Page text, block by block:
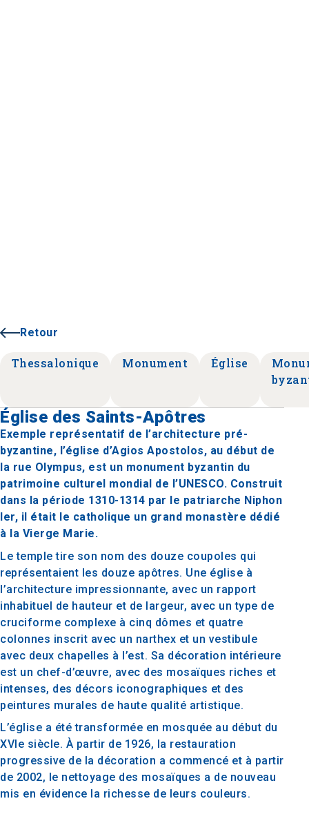
Retour
Thessalonique Monument Église
Église des Saints-Apôtres
Exemple représentatif de l’architecture pré-
byzantine, l’église d’Agios Apostolos, au début de
la rue Olympus, est un monument byzantin du
patrimoine culturel mondial de l’UNESCO. Construit
dans la période 1310-1314 par le patriarche Niphon
Ier, il était le catholique un grand monastère dédié
à la Vierge Marie.
Le temple tire son nom des douze coupoles qui
représentaient les douze apôtres. Une église à
l’architecture impressionnante, avec un rapport
inhabituel de hauteur et de largeur, avec un type de
cruciforme complexe à cinq dômes et quatre
colonnes inscrit avec un narthex et un vestibule
avec deux chapelles à l’est. Sa décoration intérieure
est un chef-d’œuvre, avec des mosaïques riches et
intenses, des décors iconographiques et des
peintures murales de haute qualité artistique.
L’église a été transformée en mosquée au début du
XVIe siècle. À partir de 1926, la restauration
progressive de la décoration a commencé et à partir
de 2002, le nettoyage des mosaïques a de nouveau
mis en évidence la richesse de leurs couleurs.